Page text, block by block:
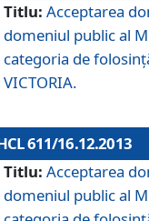
Titlu: Acceptarea
domeniul public al
categoria de
VICTORIA.
611/16.12.2013
Titlu: Acceptarea
domeniul public al